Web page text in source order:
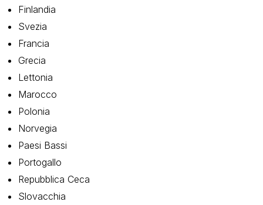
Finlandia
Svezia
Francia
Grecia
Lettonia
Marocco
Polonia
Norvegia
Paesi Bassi
Portogallo
Repubblica Ceca
Slovacchia